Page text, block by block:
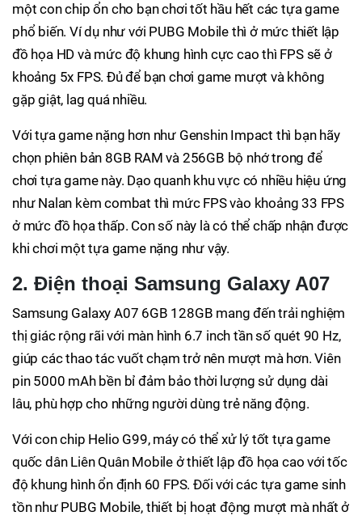
một con chip ổn cho bạn chơi tốt hầu hết các tựa game
phổ biến. Ví dụ như với PUBG Mobile thì ở mức thiết lập
đồ họa HD và mức độ khung hình cực cao thì FPS sẽ ở
khoảng 5x FPS. Đủ để bạn chơi game mượt và không
gặp giật, lag quá nhiều.
Với tựa game nặng hơn như Genshin Impact thì bạn hãy
chọn phiên bản 8GB RAM và 256GB bộ nhớ trong để
chơi tựa game này. Dạo quanh khu vực có nhiều hiệu ứng
như Nalan kèm combat thì mức FPS vào khoảng 33 FPS
ở mức đồ họa thấp. Con số này là có thể chấp nhận được
khi chơi một tựa game nặng như vậy.
2. Điện thoại Samsung Galaxy A07
Samsung Galaxy A07 6GB 128GB mang đến trải nghiệm
thị giác rộng rãi với màn hình 6.7 inch tần số quét 90 Hz,
giúp các thao tác vuốt chạm trở nên mượt mà hơn. Viên
pin 5000 mAh bền bỉ đảm bảo thời lượng sử dụng dài
lâu, phù hợp cho những người dùng trẻ năng động.
Với con chip Helio G99, máy có thể xử lý tốt tựa game
quốc dân Liên Quân Mobile ở thiết lập đồ họa cao với tốc
độ khung hình ổn định 60 FPS. Đối với các tựa game sinh
tồn như PUBG Mobile, thiết bị hoạt động mượt mà nhất ở